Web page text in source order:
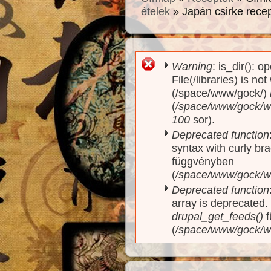
ételek » Japán csirke
Hibaüzenet
Warning: is_dir():
File(/libraries) is
(/space/www/gock/)
(/space/www/gock/
100 sor).
Deprecated function
syntax with curly
függvényben
(/space/www/gock/
Deprecated function
array is
drupal_get_feeds()
(/space/www/gock/